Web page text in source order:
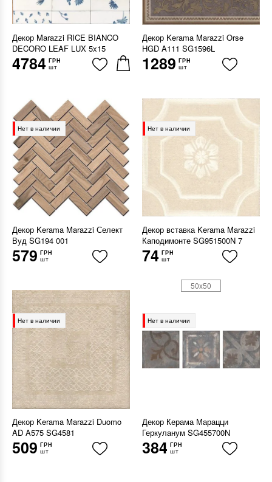
Декор Marazzi RICE BIANCO
DECORO LEAF LUX 5x15
4784 ГРН
шт
Декор Kerama Marazzi Orse
HGD A111 SG1596L
1289 ГРН
шт
Нет в наличии
Декор Kerama Marazzi Селект
Вуд SG194 001
579 ГРН
шт
Нет в наличии
Декор вставка Kerama Marazzi
Каподимонте SG951500N 7
74 ГРН
шт
Нет в наличии
Декор Kerama Marazzi Duomo
AD A575 SG4581
509 ГРН
шт
Нет в наличии
Декор Керама Марацци
Геркуланум SG455700N
384 ГРН
шт
50x50